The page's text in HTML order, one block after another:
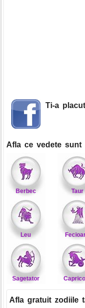
Ti-a
Afla ce vedete
Berbec Taur
Leu
Sagetator
Afla gratuit zodiile